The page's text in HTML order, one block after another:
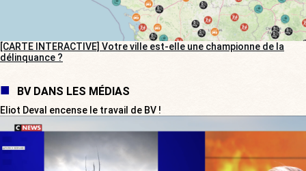
[CARTE INTERACTIVE] Votre ville est-elle une championne de la
délinquance ?
BV DANS LES MÉDIAS
Eliot Deval encense le travail de BV !